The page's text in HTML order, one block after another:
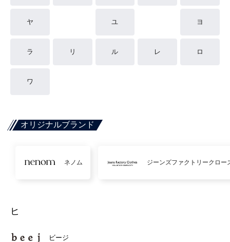
ヤ ユ ヨ
ラ リ ル レ ロ
ワ
オリジナルブランド
ネノム ジーンズファクトリークロー
ヒ
ビージ